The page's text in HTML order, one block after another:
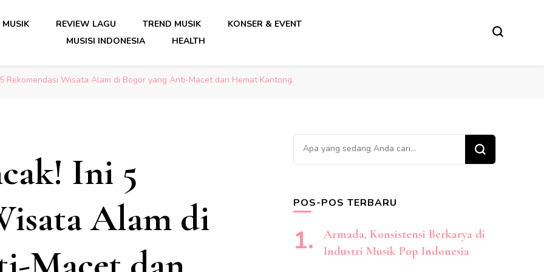
Musik Indonesia Lengkap
Musik Indonesia Lengkap
MUSIK REVIEW LAGU TREND MUSIK
KONSER & EVENT
MUSISI INDONESIA
HEALTH
Rekomendasi Wisata Alam di Bogor yang Anti-Macet dan Hemat Kantong.
Ini 5
Alam di
Mencari
Sesuatu?
POS-POS TERBARU
Armada, Konsistensi Berkarya di
Industri Musik Pop Indonesia